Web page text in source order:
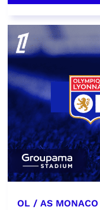
OL / AS MONACO